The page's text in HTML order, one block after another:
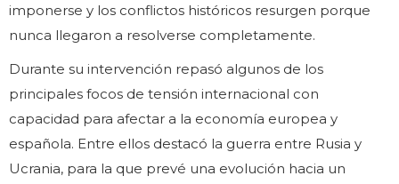
imponerse y los conflictos históricos resurgen porque
nunca llegaron a resolverse completamente.
Durante su intervención repasó algunos de los
principales focos de tensión internacional con
capacidad para afectar a la economía europea y
española. Entre ellos destacó la guerra entre Rusia y
Ucrania, para la que prevé una evolución hacia un